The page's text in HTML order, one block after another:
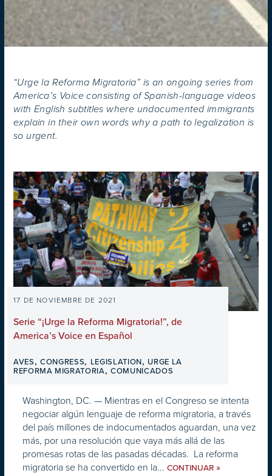
“Urge la Reforma Migratoria” is an ongoing series from
America’s Voice consisting of Spanish-language videos
with English subtitles where undocumented immigrants
explain in their own words why a path to legalization is
so urgent.
17 DE NOVIEMBRE DE 2021
Serie “¡Urge la Reforma Migratoria!”, de
America’s Voice en Español
AVES,CONGRESS, LEGISLATION, URGE LA
REFORMA MIGRATORIA,COMUNICADOS
Washington, DC. — Mientras en el Congreso se intenta
negociar algún lenguaje de reforma migratoria, a través
del país millones de indocumentados aguardan, una vez
más, por una resolución que vaya más allá de las
promesas rotas de las pasadas décadas. La reforma
migratoria se ha convertido en la... CONTINUAR »